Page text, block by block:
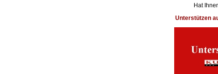
Hat
Unterstützen